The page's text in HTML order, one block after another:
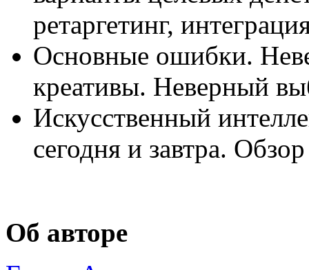
ретаргетинг,
Основные ошибки.
креативы. Неверный
Искусственный
сегодня и завтра.
Об авторе